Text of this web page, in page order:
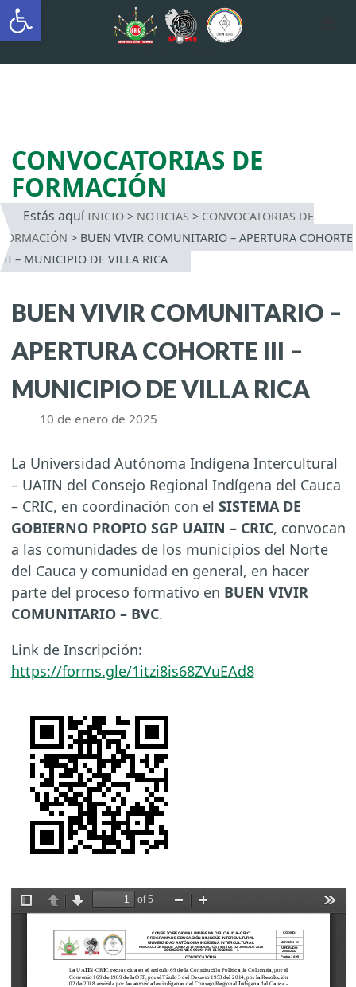
Saltar
al
INTERCULTURAL
CONVOCATORIAS DE
FORMACIÓN
Estás aquí INICIO> NOTICIAS > CONVOCATORIAS DE
FORMACIÓN > BUEN VIVIR COMUNITARIO – APERTURA COHORTE
III – MUNICIPIO DE VILLA RICA
BUEN VIVIR COMUNITARIO –
APERTURA COHORTE III –
MUNICIPIO DE VILLA RICA
10 de enero de 2025
La Universidad Autónoma Indígena Intercultural
– UAIIN del Consejo Regional Indígena del Cauca
– CRIC, en coordinación con el SISTEMA DE
GOBIERNO PROPIO SGP UAIIN – CRIC, convocan
a las comunidades de los municipios del Norte
del Cauca y comunidad en general, en hacer
parte del proceso formativo en BUEN VIVIR
COMUNITARIO – BVC.
Link de Inscripción:
https://forms.gle/1itzi8is68ZVuEAd8